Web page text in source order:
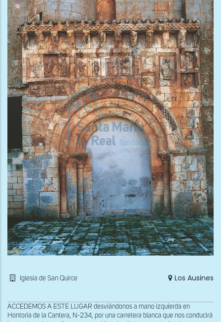
Iglesia de San Quirce Los Ausines
ACCEDEMOS A ESTE LUGAR desviándonos a mano izquierda en
Hontoria de la Cantera, N-234, por una carretera blanca que nos conducirá